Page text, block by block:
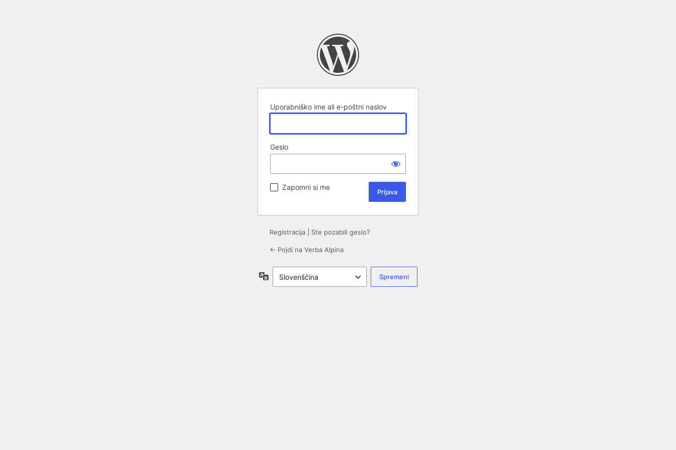
Uporabniško ime ali e-poštni naslov
Geslo
Zapomni si me
Registracija Ste pozabili geslo?
← Pojdi na Verba Alpina
Jezik